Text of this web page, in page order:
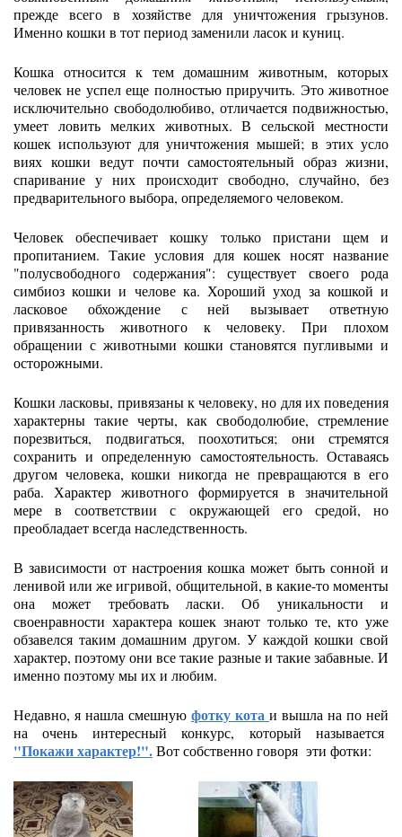
прежде всего в хозяйстве для уничтожения грызунов.
Именно кошки в тот период заменили ласок и куниц.
Кошка относится к тем домашним животным, которых
человек не успел еще полностью приручить. Это животное
исключительно свободолюбиво, отличается подвижностью,
умеет ловить мелких животных. В сельской местности
кошек используют для уничтожения мышей; в этих усло
виях кошки ведут почти самостоятельный образ жизни,
спаривание у них происходит свободно, случайно, без
предварительного выбора, определяемого человеком.
Человек обеспечивает кошку только пристани щем и
пропитанием. Такие условия для кошек носят название
"полусвободного содержания": существует своего рода
симбиоз кошки и челове ка. Хороший уход за кошкой и
ласковое обхождение с ней вызывает ответную
привязанность животного к человеку. При плохом
обращении с животными кошки становятся пугливыми и
осторожными.
Кошки ласковы, привязаны к человеку, но для их поведения
характерны такие черты, как свободолюбие, стремление
порезвиться, подвигаться, поохотиться; они стремятся
сохранить и определенную самостоятельность. Оставаясь
другом человека, кошки никогда не превращаются в его
раба. Характер животного формируется в значительной
мере в соответствии с окружающей его средой, но
преобладает всегда наследственность.
В зависимости от настроения кошка может быть сонной и
ленивой или же игривой, общительной, в какие-то моменты
она может требовать ласки. Об уникальности и
своенравности характера кошек знают только те, кто уже
обзавелся таким домашним другом. У каждой кошки свой
характер, поэтому они все такие разные и такие забавные. И
именно поэтому мы их и любим.
Недавно, я нашла смешную фотку кота и вышла на по ней
на очень интересный конкурс, который называется
"Покажи характер!".Вот собственно говоря эти фотки: